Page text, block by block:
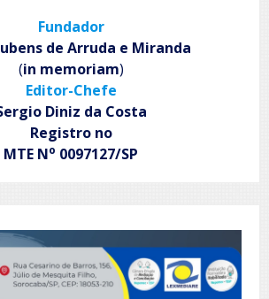
Fundador
de Arruda e Miranda
(in memoriam)
Editor-Chefe
Diniz da Costa
Registro no
MTE No 0097127/SP